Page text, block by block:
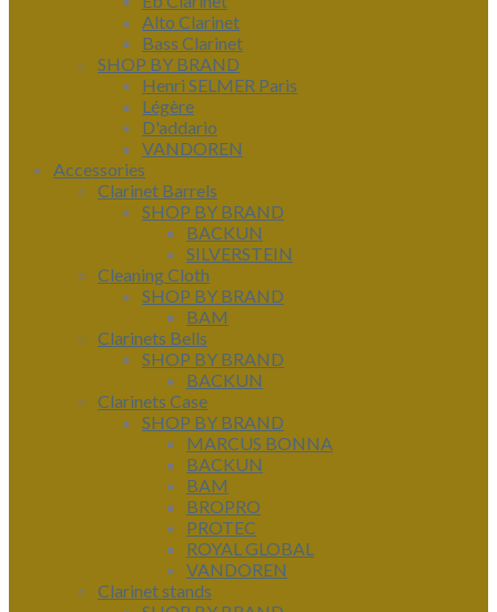
Alto Clarinet
Bass Clarinet
SHOP BY BRAND
Henri SELMER Paris
Légère
D'addario
VANDOREN
Accessories
Clarinet Barrels
SHOP BY BRAND
BACKUN
SILVERSTEIN
Cleaning Cloth
SHOP BY BRAND
BAM
Clarinets Bells
SHOP BY BRAND
BACKUN
Clarinets Case
SHOP BY BRAND
MARCUS BONNA
BACKUN
BAM
BROPRO
PROTEC
ROYAL GLOBAL
VANDOREN
Clarinet stands